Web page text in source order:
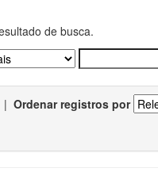
de busca.
| Ordenar registros por